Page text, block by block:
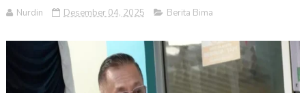
Nurdin Desember 04, 2025 Berita Bima